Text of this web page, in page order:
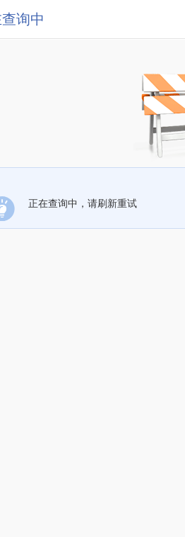
询中
正在查询中，请刷新重试